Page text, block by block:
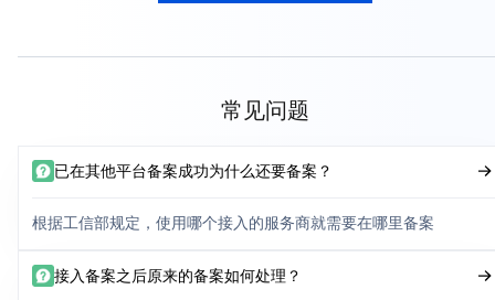
常见问题
已在其他平台备案成功为什么还要备案？
根据工信部规定，使用哪个接入的服务商就需要在哪里备案
接入备案之后原来的备案如何处理？